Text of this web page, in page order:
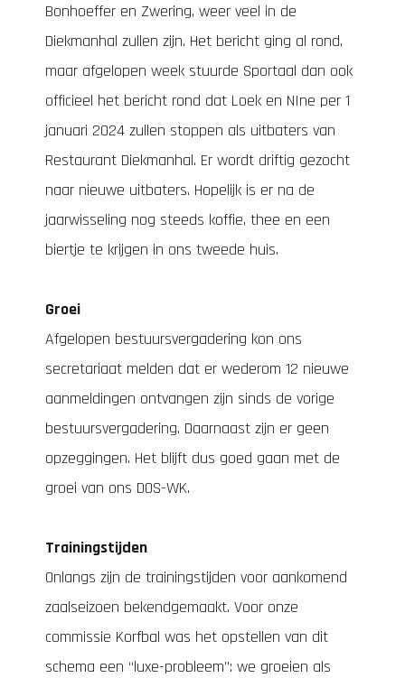
Bonhoeffer en Zwering, weer veel in de
Diekmanhal zullen zijn. Het bericht ging al rond,
maar afgelopen week stuurde Sportaal dan ook
officieel het bericht rond dat Loek en NIne per 1
januari 2024 zullen stoppen als uitbaters van
Restaurant Diekmanhal. Er wordt driftig gezocht
naar nieuwe uitbaters. Hopelijk is er na de
jaarwisseling nog steeds koffie, thee en een
biertje te krijgen in ons tweede huis.
Groei
Afgelopen bestuursvergadering kon ons
secretariaat melden dat er wederom 12 nieuwe
aanmeldingen ontvangen zijn sinds de vorige
bestuursvergadering. Daarnaast zijn er geen
opzeggingen. Het blijft dus goed gaan met de
groei van ons DOS-WK.
Trainingstijden
Onlangs zijn de trainingstijden voor aankomend
zaalseizoen bekendgemaakt. Voor onze
commissie Korfbal was het opstellen van dit
schema een “luxe-probleem”: we groeien als